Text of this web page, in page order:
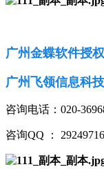
广州金蝶软件授
广州飞领信息科
咨询电话：020-
咨询QQ ：